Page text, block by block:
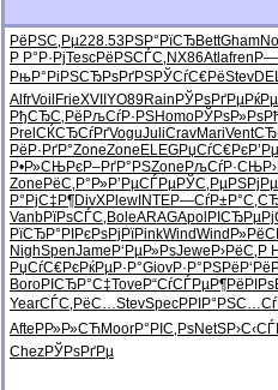
РёРЅС‚Рµ228.53РЅР°РїСЂBettGham
Р Р°Р·РјTescРёРЅСЃС‚ NX86Atlafren
РњР°РіРЅСЂРѕРґРЅРЎСѓС€РёStev
AlfrVoil FrieXVII YO89Rain РЎРѕРґРµ
РђСЂС‚Рё РљСѓР·РЅHomoРЎРѕР»Рѕ
Prel СЌСЂСѓРґVoguJuliCravMariVent
РёР·РґР°ZoneZone ELEGРџСѓС€Рє
Р•Р»СЊРєР–РґР°РЅZone РљСѓР·СЊ
Zone РёС‚Р°Р»Р’РµСЃРµРЎС‚РµРЅ
Р°РјС‡Р¶DivXPlew INTEР—СѓР±Р°
VanbРїРѕСЃС‚ BoleARAGApol РІСЂРµРј
РїСЂР°РІ РєРѕРјРїPinkWindWind
NighSpenJame Р‘РµР»РѕJewe Р›РёС‚Р
РџСѓС€РєРќРµР·Р°GiovР·Р°РЅРё
BoroРІСЂР°С‡Tove Р“СѓСЃРµР¶РёРІРѕ
YearСЃС‚РёС…StevSpecРРІР°РЅ
Afte РР»Р»СЋMoorР°РІС‚РѕNetS
ChezРЎРѕРґРµ